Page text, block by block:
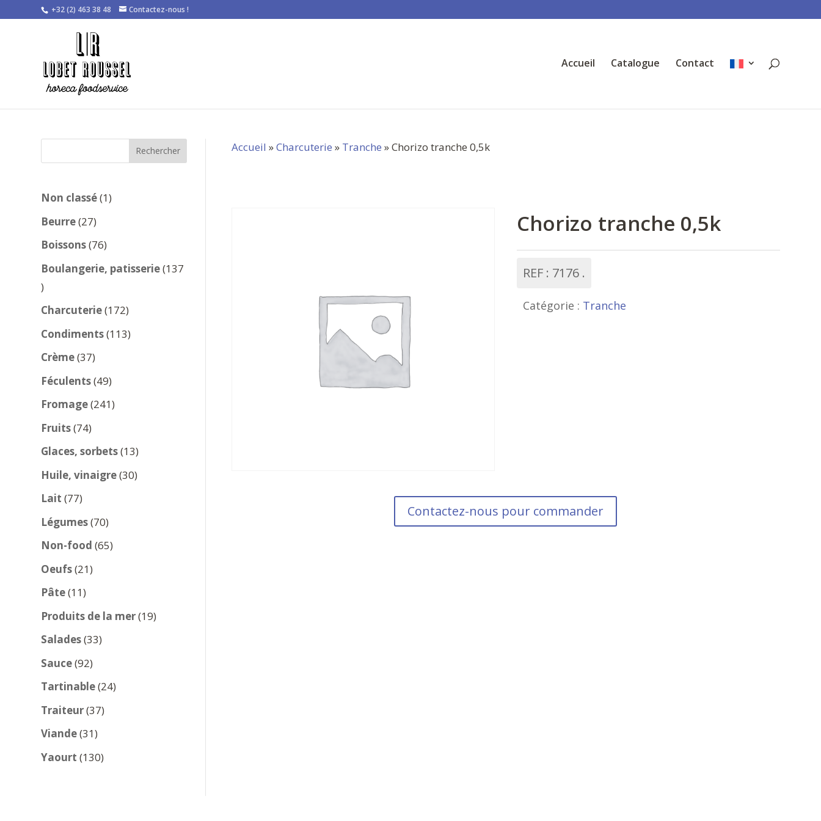
+32 (2) 463 38 48 Contactez-nous !
Accueil Catalogue Contact
Rechercher
Non classé 11
Beurre 2727
produits
Boissons 7676
produits
Boulangerie, patisserie 137
137
produits
Charcuterie 172172
produits
Condiments 113113
Crème 3737
produits
Féculents 4949
produits
Fromage 241241
Fruits 7474
produits
Glaces, sorbets 1313
produits
Huile, vinaigre 3030
Lait 7777
produits
Légumes 7070
produits
Non-food 6565
Oeufs 2121
Pâte 1111
produits
Produits de la mer 1919
Salades 3333
Sauce 9292
produits
Tartinable 2424
Traiteur 3737
Viande 3131
produits
Yaourt 130130
Accueil »Charcuterie » Tranche » Chorizo tranche 0,5k
Chorizo tranche 0,5k
REF : 7176
Catégorie : Tranche
Contactez-nous pour commander